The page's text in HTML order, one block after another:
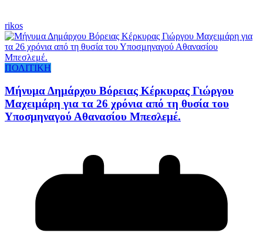
rikos
ΠΟΛΙΤΙΚΗ
Μήνυμα Δημάρχου Βόρειας Κέρκυρας Γιώργου
Μαχειμάρη για τα 26 χρόνια από τη θυσία του
Υποσμηναγού Αθανασίου Μπεσλεμέ.